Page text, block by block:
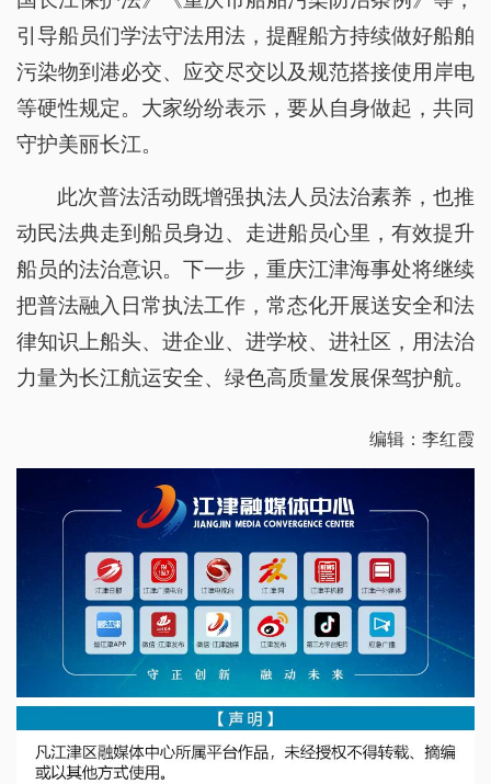
引导船员们学法守法用法，提醒船方持续做好船舶
污染物到港必交、应交尽交以及规范搭接使用岸电
等硬性规定。大家纷纷表示，要从自身做起，共同
守护美丽长江。
此次普法活动既增强执法人员法治素养，也推
动民法典走到船员身边、走进船员心里，有效提升
船员的法治意识。下一步，重庆江津海事处将继续
把普法融入日常执法工作，常态化开展送安全和法
律知识上船头、进企业、进学校、进社区，用法治
力量为长江航运安全、绿色高质量发展保驾护航。
编辑：李红霞